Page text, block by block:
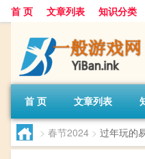
首 页 文章列表 知识分类
首 页 文章列表
> 春节2024 > 过年玩的